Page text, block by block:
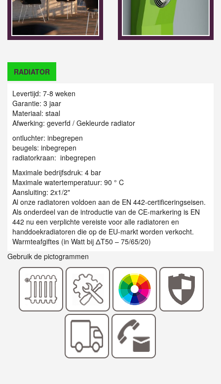
RADIATOR
Levertijd: 7-8 weken
Garantie: 3 jaar
Materiaal: staal
Afwerking: geverfd / Gekleurde radiator
ontluchter: inbegrepen
beugels: inbegrepen
radiatorkraan: inbegrepen
Maximale bedrijfsdruk: 4 bar
Maximale watertemperatuur: 90 ° C
Aansluiting: 2x1/2"
Al onze radiatoren voldoen aan de EN 442-certificeringseisen.
Als onderdeel van de introductie van de CE-markering is EN
442 nu een verplichte vereiste voor alle radiatoren en
handdoekradiatoren die op de EU-markt worden verkocht.
Warmteafgiftes (in Watt bij ΔT50 – 75/65/20)
Gebruik de pictogrammen